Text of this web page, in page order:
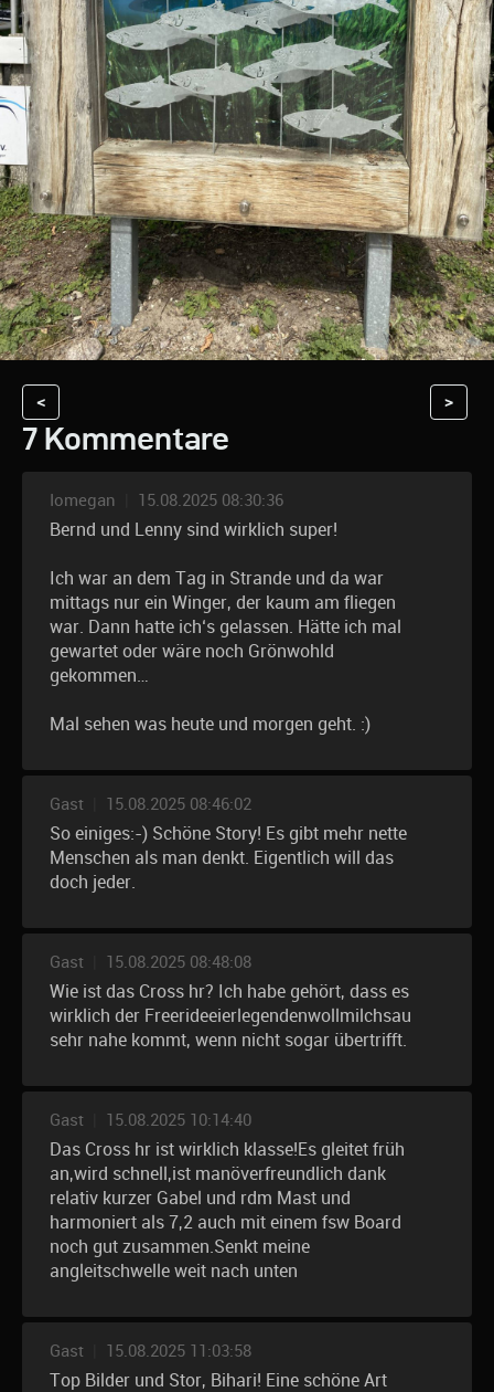
< >
7 Kommentare
Iomegan 15.08.2025 08:30:36
Bernd und Lenny sind wirklich super!
Ich war an dem Tag in Strande und da war
mittags nur ein Winger, der kaum am fliegen
war. Dann hatte ich‘s gelassen. Hätte ich mal
gewartet oder wäre noch Grönwohld
gekommen…
Mal sehen was heute und morgen geht. :)
Gast 15.08.2025 08:46:02
So einiges:-) Schöne Story! Es gibt mehr nette
Menschen als man denkt. Eigentlich will das
doch jeder.
Gast 15.08.2025 08:48:08
Wie ist das Cross hr? Ich habe gehört, dass es
wirklich der Freerideeierlegendenwollmilchsau
sehr nahe kommt, wenn nicht sogar übertrifft.
Gast 15.08.2025 10:14:40
Das Cross hr ist wirklich klasse!Es gleitet früh
an,wird schnell,ist manöverfreundlich dank
relativ kurzer Gabel und rdm Mast und
harmoniert als 7,2 auch mit einem fsw Board
noch gut zusammen.Senkt meine
angleitschwelle weit nach unten
Gast 15.08.2025 11:03:58
Top Bilder und Stor, Bihari! Eine schöne Art